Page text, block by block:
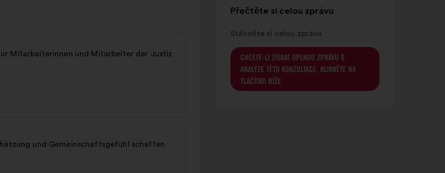
Mitarbeiterinnen und Mitarbeiter der Justiz
und Gemeinschaftsgefühl schaffen
Přečtěte si celou zprávu
Stáhněte si celou zprávu
CHCETE-LI ZÍSKAT ÚPLNOU ZPRÁVU O
ANALÝZE TÉTO KONZULTACE, KLIKNĚTE NA
TLAČÍTKO NÍŽE